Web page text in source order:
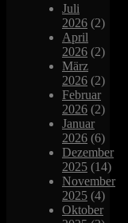
Juli
2026 (2)
April
2026 (2)
März
2026 (2)
Februar
2026 (2)
Januar
2026 (6)
Dezember
2025 (14)
November
2025 (4)
Oktober